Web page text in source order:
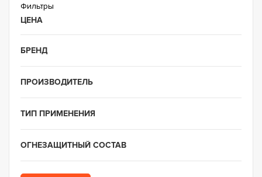
Фильтры
ЦЕНА
БРЕНД
ПРОИЗВОДИТЕЛЬ
ТИП ПРИМЕНЕНИЯ
ОГНЕЗАЩИТНЫЙ СОСТАВ